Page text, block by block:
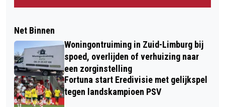
Net Binnen
Woningontruiming in Zuid-Limburg bij
spoed, overlijden of verhuizing naar
een zorginstelling
Fortuna start Eredivisie met gelijkspel
tegen landskampioen PSV